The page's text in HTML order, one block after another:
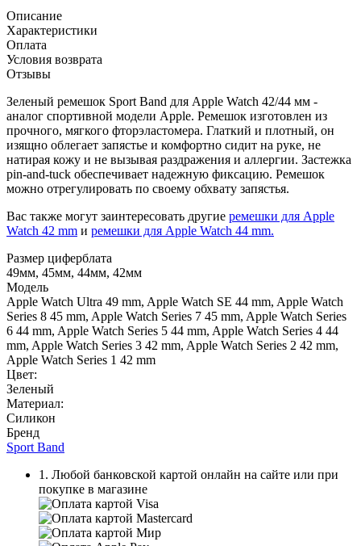
Описание
Характеристики
Оплата
Условия возврата
Отзывы
Зеленый ремешок Sport Band для Apple Watch 42/44 мм -
аналог спортивной модели Apple. Ремешок изготовлен из
прочного, мягкого фторэластомера. Глаткий и плотный, он
изящно облегает запястье и комфортно сидит на руке, не
натирая кожу и не вызывая раздражения и аллергии. Застежка
pin-and-tuck обеспечивает надежную фиксацию. Ремешок
можно отрегулировать по своему обхвату запястья.
Вас также могут заинтересовать другие ремешки для Apple
Watch 42 mm и ремешки для Apple Watch 44 mm.
Размер циферблата
49мм, 45мм, 44мм, 42мм
Модель
Apple Watch Ultra 49 mm, Apple Watch SE 44 mm, Apple Watch
Series 8 45 mm, Apple Watch Series 7 45 mm, Apple Watch Series
6 44 mm, Apple Watch Series 5 44 mm, Apple Watch Series 4 44
mm, Apple Watch Series 3 42 mm, Apple Watch Series 2 42 mm,
Apple Watch Series 1 42 mm
Цвет:
Зеленый
Материал:
Силикон
Бренд
Sport Band
1. Любой банковской картой онлайн на сайте или при
покупке в магазине